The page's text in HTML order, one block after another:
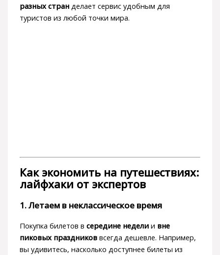
разных странделает сервис удобным для
туристов из любой точки мира.
Как экономить на путешествиях:
лайфхаки от экспертов
1. Летаем в неклассическое время
Покупка билетов в середине неделии вне
пиковых праздниковвсегда дешевле. Например,
вы удивитесь, насколько доступнее билеты из